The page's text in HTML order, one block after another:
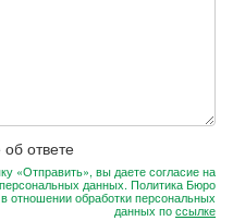
ответе
«Отправить», вы даете согласие на
данных. Политика Бюро
отношении обработки персональных
данных поссылке